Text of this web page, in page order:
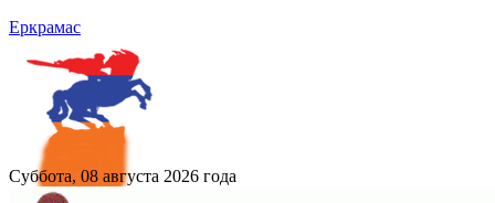
Еркрамас
Суббота, 08 августа 2026 года